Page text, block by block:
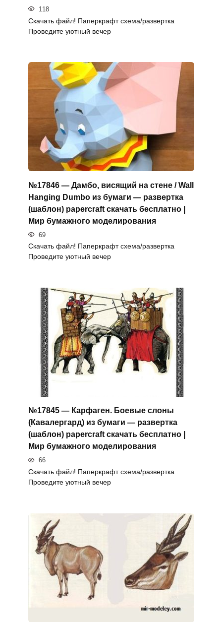
118
Скачать файл! Паперкрафт схема/развертка
Проведите уютный вечер
№17846 — Дамбо, висящий на стене / Wall
Hanging Dumbo из бумаги — развертка
(шаблон) papercraft скачать бесплатно |
Мир бумажного моделирования
69
Скачать файл! Паперкрафт схема/развертка
Проведите уютный вечер
№17845 — Карфаген. Боевые слоны
(Кавалергард) из бумаги — развертка
(шаблон) papercraft скачать бесплатно |
Мир бумажного моделирования
66
Скачать файл! Паперкрафт схема/развертка
Проведите уютный вечер